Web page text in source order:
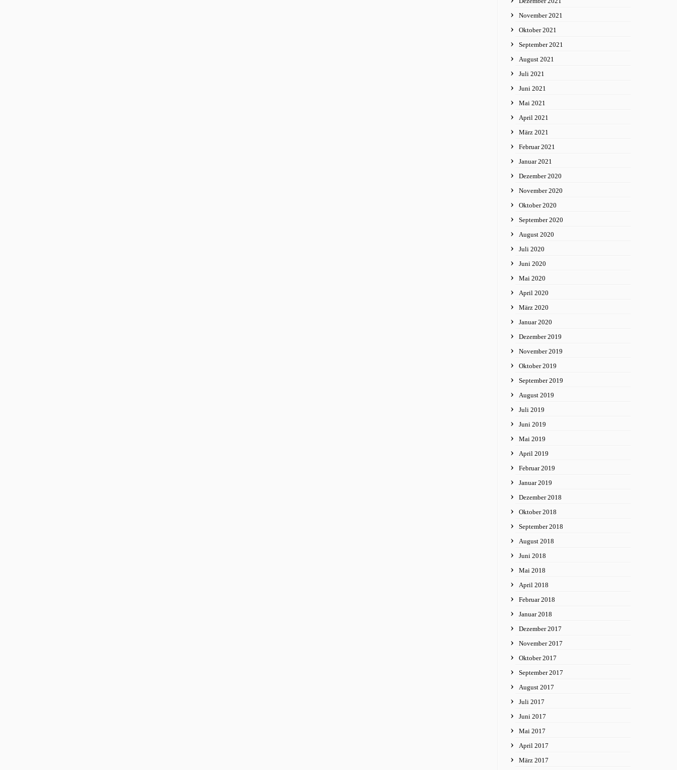
November 2021
Oktober 2021
September 2021
August 2021
Juli 2021
Juni 2021
Mai 2021
April 2021
März 2021
Februar 2021
Januar 2021
Dezember 2020
November 2020
Oktober 2020
September 2020
August 2020
Juli 2020
Juni 2020
Mai 2020
April 2020
März 2020
Januar 2020
Dezember 2019
November 2019
Oktober 2019
September 2019
August 2019
Juli 2019
Juni 2019
Mai 2019
April 2019
Februar 2019
Januar 2019
Dezember 2018
Oktober 2018
September 2018
August 2018
Juni 2018
Mai 2018
April 2018
Februar 2018
Januar 2018
Dezember 2017
November 2017
Oktober 2017
September 2017
August 2017
Juli 2017
Juni 2017
Mai 2017
April 2017
März 2017